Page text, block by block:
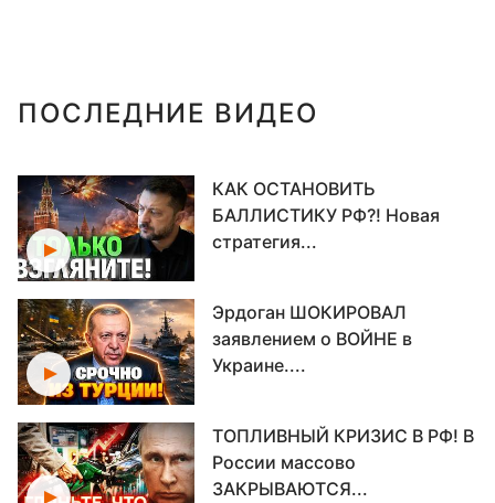
ПОСЛЕДНИЕ ВИДЕО
КАК ОСТАНОВИТЬ
БАЛЛИСТИКУ РФ?! Новая
стратегия...
Эрдоган ШОКИРОВАЛ
заявлением о ВОЙНЕ в
Украине....
ТОПЛИВНЫЙ КРИЗИС В РФ! В
России массово
ЗАКРЫВАЮТСЯ...